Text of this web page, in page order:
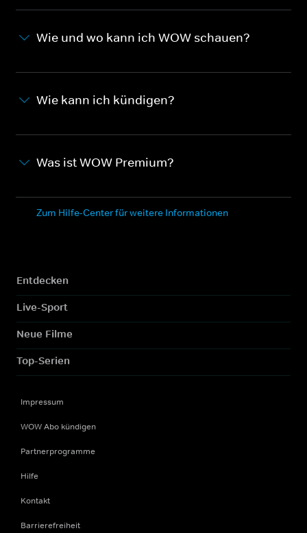
Wie und wo kann ich WOW schauen?
Wie kann ich kündigen?
Was ist WOW Premium?
Zum Hilfe-Center für weitere Informationen
Entdecken
Live-Sport
Neue Filme
Top-Serien
Impressum
WOW Abo kündigen
Partnerprogramme
Hilfe
Kontakt
Barrierefreiheit